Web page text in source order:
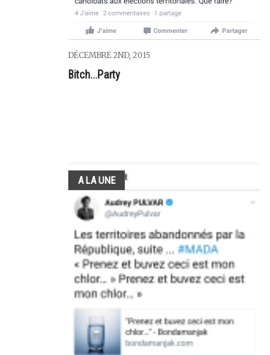
DÉCEMBRE 2ND, 2015
Bitch...Party
A LA UNE